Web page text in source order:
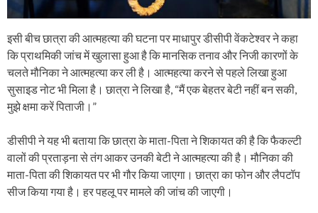
इसी बीच छात्रा की आत्महत्या की घटना पर माधापुर डीसीपी वेंकटेश्वर ने कहा
कि प्राथमिकी जांच में खुलासा हुआ है कि मानसिक तनाव और निजी कारणों के
चलते मौनिका ने आत्महत्या कर ली है। आत्महत्या करने से पहले लिखा हुआ
सुसाइड नोट भी मिला है। छात्रा ने लिखा है, “मैं एक बेहतर बेटी नहीं बन सकी,
मुझे क्षमा करें पिताजी।”
डीसीपी ने यह भी बताया कि छात्रा के माता-पिता ने शिकायत की है कि फैकल्टी
वालों की प्रताड़ना से तंग आकर उनकी बेटी ने आत्महत्या की है। मौनिका की
माता-पिता की शिकायत पर भी गौर किया जाएगा। छात्रा का फोन और लैपटॉप
सीज किया गया है। हर पहलू पर मामले की जांच की जाएगी।